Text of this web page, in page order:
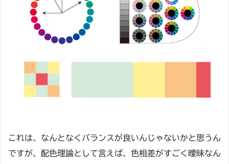
これは、なんとなくバランスが良いんじゃないかと思うん
ですが、配色理論として言えば、色相差がすごく曖昧なん